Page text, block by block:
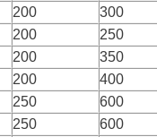
200 300
200 250
200 350
200 400
250 600
250 600